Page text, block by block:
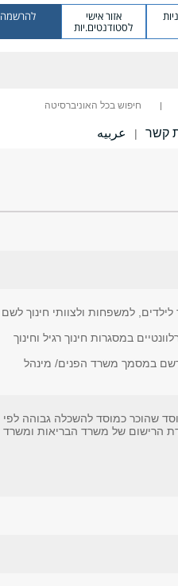
אזור אישי
לסטודנטים.יות
להרשמה
חיפוש בכל האוניברסיטה
קשר | عربيه
למשפחות ולצוותי חינוך לשם
במסגרות חינוך רגיל וחינוך
במסמך משרד הפנים/ מינהל
שהוכר כמוסד להשכלה גבוהה לפי
שהוכר על ידי וועדת הרישום של משרד הבריאות ומשרד